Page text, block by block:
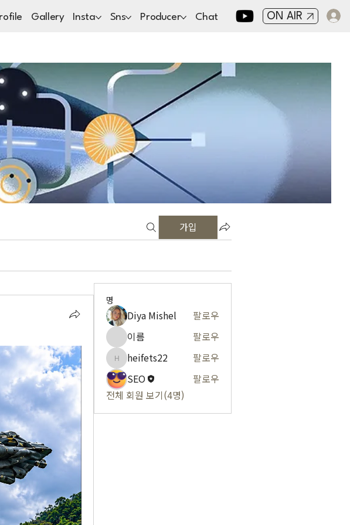
Gallery Insta Sns Producer Chat ON AIR
가입
명
Diya Mishel
팔로우
이름
팔로우
heifets22
heifets22
팔로우
SEO
팔로우
전체 회원 보기(4명)